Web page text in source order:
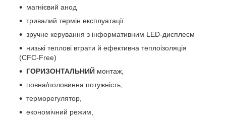
магнієвий анод
тривалий термін експлуатації.
зручне керування з інформативним LED-дисплеєм
низькі теплові втрати й ефективна теплоізоляція
(CFC-Free)
ГОРИЗОНТАЛЬНИЙ монтаж,
повна/половинна потужність,
терморегулятор,
економічний режим,